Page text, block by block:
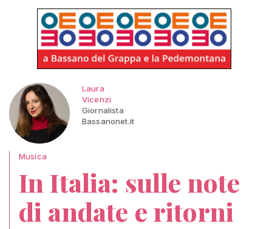
Laura
Vicenzi
Giornalista
Bassanonet.it
Musica
In Italia: sulle note
di andate e ritorni